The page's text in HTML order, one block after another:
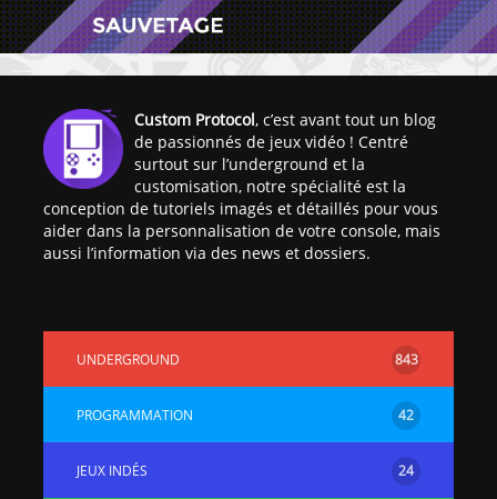
Custom Protocol, c’est avant tout un blog
de passionnés de jeux vidéo ! Centré
surtout sur l’underground et la
customisation, notre spécialité est la
conception de tutoriels imagés et détaillés pour vous
aider dans la personnalisation de votre console, mais
aussi l’information via des news et dossiers.
UNDERGROUND 843
PROGRAMMATION 42
JEUX INDÉS 24
[Vita] Ouverture de
KyûHEN, le nouveau
concours de
homebrews
possible avec Baryon
Sweeper !
nouveaux